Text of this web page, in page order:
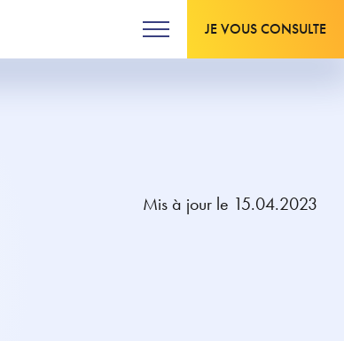
JE VOUS CONSULTE
Mis à jour le 15.04.2023